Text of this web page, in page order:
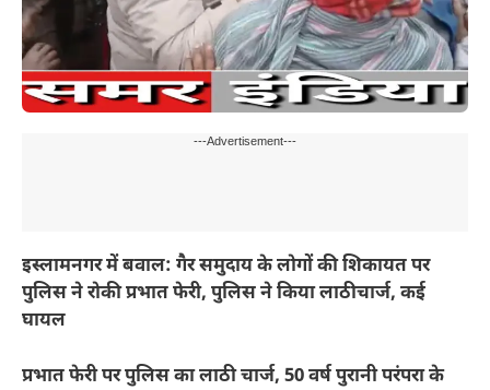
---Advertisement---
इस्लामनगर में बवाल: गैर समुदाय के लोगों की शिकायत पर
पुलिस ने रोकी प्रभात फेरी, पुलिस ने किया लाठीचार्ज, कई
घायल
प्रभात फेरी पर पुलिस का लाठी चार्ज, 50 वर्ष पुरानी परंपरा के